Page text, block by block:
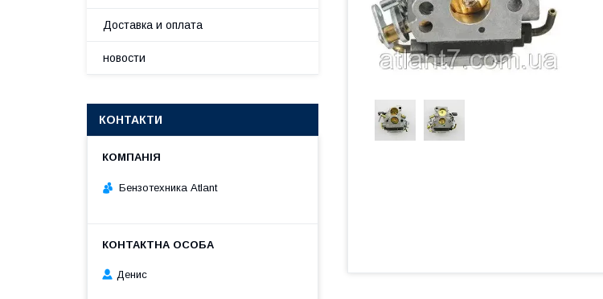
Доставка и оплата
новости
КОНТАКТИ
Бензотехника Atlant
Денис